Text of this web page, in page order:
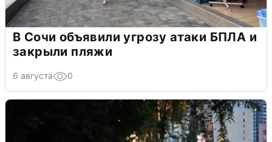
В Сочи объявили угрозу атаки БПЛА и
закрыли пляжи
6 августа 0